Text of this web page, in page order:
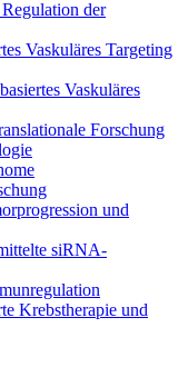
der
Vaskuläres Targeting
Vaskuläres
Forschung
und
siRNA-
Krebstherapie und